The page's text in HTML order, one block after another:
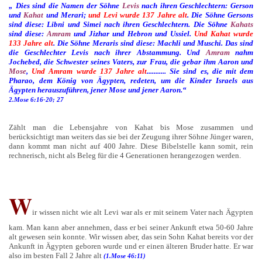
„ Dies sind die Namen der Söhne Levisnach ihren Geschlechtern: Gerson
und Kahat und Merari;und Levi wurde 137 Jahre alt. Die Söhne Gersons
sind diese: Libni und Simei nach ihren Geschlechtern. Die Söhne Kahats
sind diese: Amram und Jizhar und Hebron und Ussiel. Und Kahat wurde
133 Jahre alt. Die Söhne Meraris sind diese: Machli und Muschi. Das sind
die Geschlechter Levis nach ihrer Abstammung. Und Amramnahm
Jochebed, die Schwester seines Vaters, zur Frau, die gebar ihm Aaron und
Mose, Und Amram wurde 137 Jahre alt........... Sie sind es, die mit dem
Pharao, dem König von Ägypten, redeten, um die Kinder Israels aus
Ägypten herauszuführen, jener Mose und jener Aaron.“
2.Mose 6:16-20; 27
Zählt man die Lebensjahre von Kahat bis Mose zusammen und
berücksichtigt man weiters das sie bei der Zeugung ihrer Söhne Jünger waren,
dann kommt man nicht auf 400 Jahre. Diese Bibelstelle kann somit, rein
rechnerisch, nicht als Beleg für die 4 Generationen herangezogen werden.
Wir wissen nicht wie alt Levi war als er mit seinem Vater nach Ägypten
kam. Man kann aber annehmen, dass er bei seiner Ankunft etwa 50-60 Jahre
alt gewesen sein konnte. Wir wissen aber, das sein Sohn Kahat bereits vor der
Ankunft in Ägypten geboren wurde und er einen älteren Bruder hatte. Er war
also im besten Fall 2 Jahre alt (1.Mose 46:11)